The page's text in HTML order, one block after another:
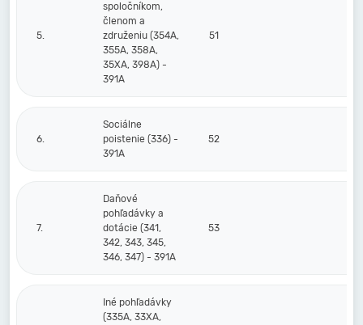
5.
spoločníkom,
členom a
združeniu (354A,
355A, 358A,
35XA, 398A) -
391A
51
6.
Sociálne
poistenie (336) -
391A
52
7.
Daňové
pohľadávky a
dotácie (341,
342, 343, 345,
346, 347) - 391A
53
Iné pohľadávky
(335A, 33XA,